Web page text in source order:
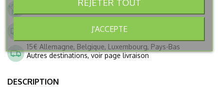
Entreprise Française fondée en 2005
Livraison en France à partir 6,90€
GRATUITE dès 250€ d'achat
15€ Allemagne, Belgique, Luxembourg, Pays-Bas
Autres destinations, voir page livraison
DESCRIPTION
J'ACCEPTE